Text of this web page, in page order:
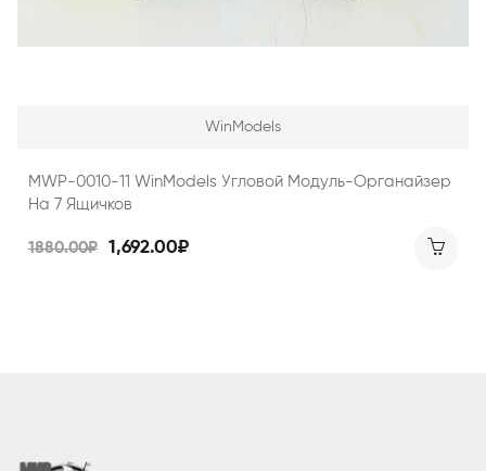
WinModels
MWP-0010-11 WinModels Угловой Модуль-Органайзер
На 7 Ящичков
1880.00₽ 1,692.00₽